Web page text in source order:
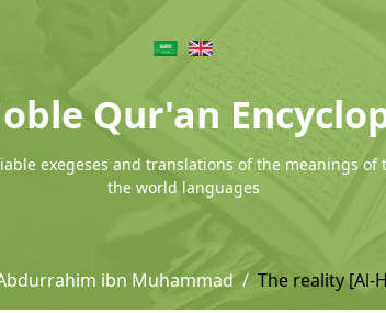
Qur'an
exegeses and translations of the meanings of
the world languages
ibn Muhammad The reality [Al-